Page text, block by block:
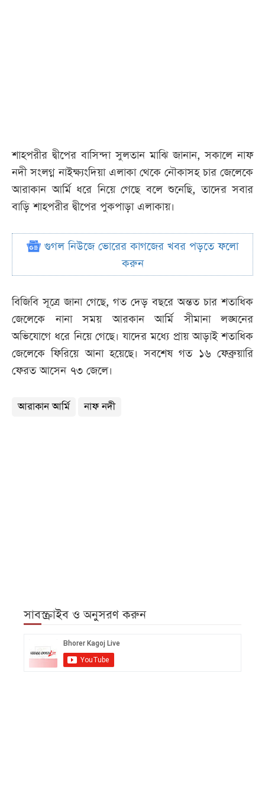
শাহপরীর দ্বীপের বাসিন্দা সুলতান মাঝি জানান, সকালে নাফ
নদী সংলগ্ন নাইক্ষ্যংদিয়া এলাকা থেকে নৌকাসহ চার জেলেকে
আরাকান আর্মি ধরে নিয়ে গেছে বলে শুনেছি, তাদের সবার
বাড়ি শাহপরীর দ্বীপের পুকপাড়া এলাকায়।
গুগল নিউজে ভোরের কাগজের খবর পড়তে ফলো
করুন
বিজিবি সূত্রে জানা গেছে, গত দেড় বছরে অন্তত চার শতাধিক
জেলেকে নানা সময় আরকান আর্মি সীমানা লঙ্ঘনের
অভিযোগে ধরে নিয়ে গেছে। যাদের মধ্যে প্রায় আড়াই শতাধিক
জেলেকে ফিরিয়ে আনা হয়েছে। সবশেষ গত ১৬ ফেব্রুয়ারি
ফেরত আসেন ৭৩ জেলে।
আরাকান আর্মি নাফ নদী
সাবস্ক্রাইব ও অনুসরণ করুন